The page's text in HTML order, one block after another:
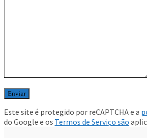
Este site é protegido por reCAPTCHA e a
do Google e os Termos de Serviço são